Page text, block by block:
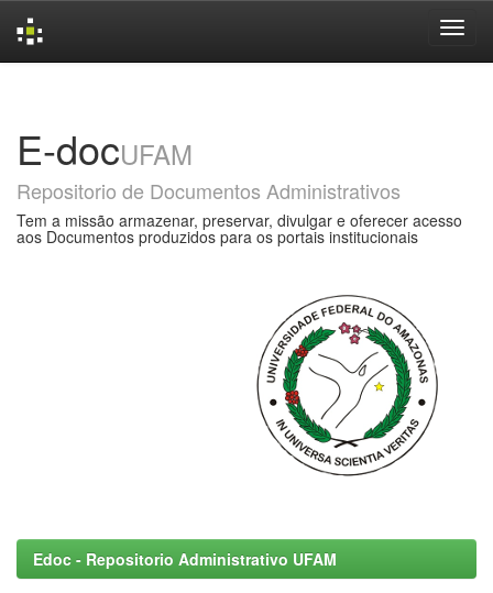
E-docUFAM
Repositorio de Documentos Administrativos
Tem a missão armazenar, preservar, divulgar e oferecer acesso
aos Documentos produzidos para os portais institucionais
Edoc - Repositorio Administrativo UFAM